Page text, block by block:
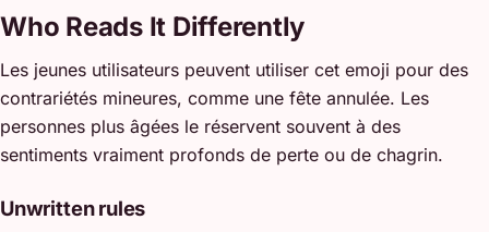
Who Reads It Differently
Les jeunes utilisateurs peuvent utiliser cet emoji pour des
contrariétés mineures, comme une fête annulée. Les
personnes plus âgées le réservent souvent à des
sentiments vraiment profonds de perte ou de chagrin.
Unwritten rules